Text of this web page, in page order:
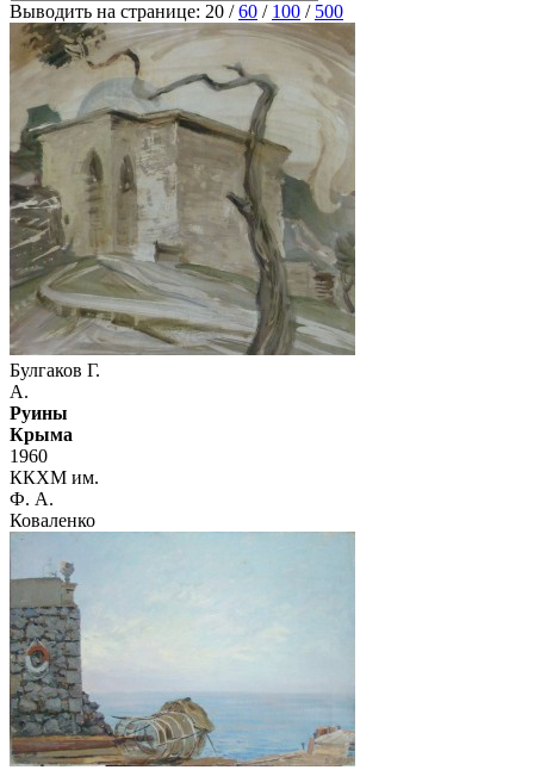
Выводить на странице: 20 /60 / 100 / 500
Булгаков Г.
А.
Руины
Крыма
1960
ККХМ им.
Ф. А.
Коваленко